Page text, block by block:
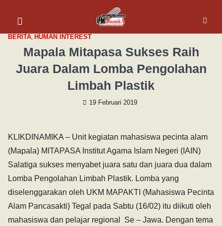
BERITA, HUMAN INTEREST
Mapala Mitapasa Sukses Raih
Juara Dalam Lomba Pengolahan
Limbah Plastik
19 Februari 2019
KLIKDINAMIKA – Unit kegiatan mahasiswa pecinta alam
(Mapala) MITAPASA Institut Agama Islam Negeri (IAIN)
Salatiga sukses menyabet juara satu dan juara dua dalam
Lomba Pengolahan Limbah Plastik. Lomba yang
diselenggarakan oleh UKM MAPAKTI (Mahasiswa Pecinta
Alam Pancasakti) Tegal pada Sabtu (16/02) itu diikuti oleh
mahasiswa dan pelajar regional Se – Jawa. Dengan tema